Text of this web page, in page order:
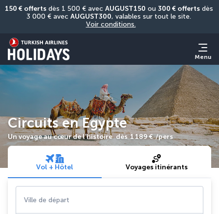
150 € offerts dès 1 500 € avec AUGUST150 ou 300 € offerts dès
3 000 € avec AUGUST300
Voir conditions.
Menu
Circuits en Egypte
Un voyage au cœur de l’histoire dès 1 189 € /pers
Vol + Hôtel Voyages itinérants
Ville de départ